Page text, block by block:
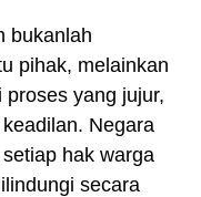
bukanlah
pihak, melainkan
yang jujur,
Negara
hak warga
secara